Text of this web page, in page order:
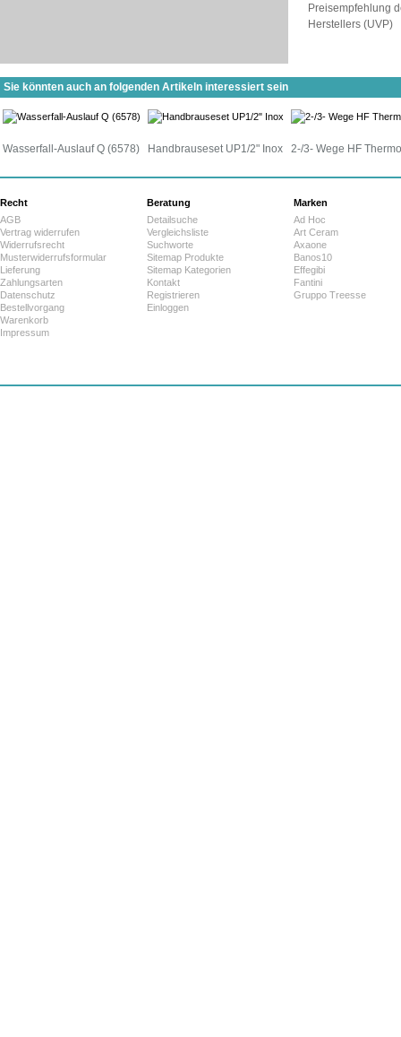
Preisempfehlung
Herstellers (UVP)
Sie könnten auch an folgenden Artikeln interessiert sein
Wasserfall-Auslauf Q (6578) Handbrauseset UP1/2" Inox 2-/3- Wege HF
Recht
AGB
Vertrag widerrufen
Widerrufsrecht
Musterwiderrufsformular
Lieferung
Zahlungsarten
Datenschutz
Bestellvorgang
Warenkorb
Impressum
Beratung
Detailsuche
Vergleichsliste
Suchworte
Sitemap Produkte
Sitemap Kategorien
Kontakt
Registrieren
Einloggen
Marken
Ad Hoc
Art Ceram
Axaone
Banos10
Effegibi
Fantini
Gruppo Treesse